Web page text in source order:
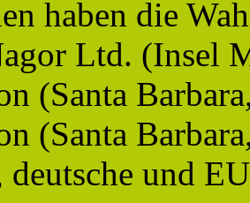
haben die
Ltd. (Insel
(Santa
(Santa
deutsche und